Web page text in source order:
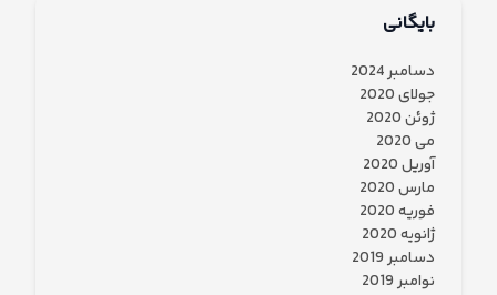
بایگانی
دسامبر 2024
جولای 2020
ژوئن 2020
می 2020
آوریل 2020
مارس 2020
فوریه 2020
ژانویه 2020
دسامبر 2019
نوامبر 2019